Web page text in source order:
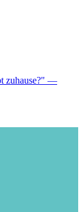
zuhause?" —